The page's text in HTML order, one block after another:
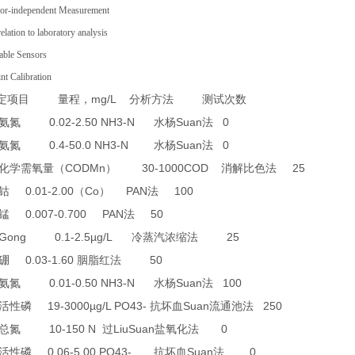
independent Measurement
to laboratory analysis
Sensors
Calibration
项目 量程， mg/L 分析方法
测试次数
氮 0.02-2.50 NH3-N 水杨Suan法 0
氮 0.4-50.0 NH3-N 水杨Suan法 0
学需氧量（CODMn ） 30-1000COD 消解比色法 25
0.01-2.00 （Co） PAN法 100
0.007-0.700 PAN法 50
Gong 0.1-2.5µg/L 冷蒸汽浓缩法 25
0.03-1.60 胭脂红法 50
氮 0.01-0.50 NH3-N 水杨Suan法 100
性磷 19-3000µg/L PO43- 抗坏血 Suan流通池法 250
氮 10-150 N 过LiuSuan盐氧化法 0
性磷 0.06-5.00 PO43- 抗坏血 Suan法 0